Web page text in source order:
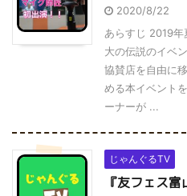
2020/8/22
あらすじ 2019
大の伝説のイベ
協賛店を自由に
める本イベント
ーナーが ...
じゃんぐるTV
『友フェス富